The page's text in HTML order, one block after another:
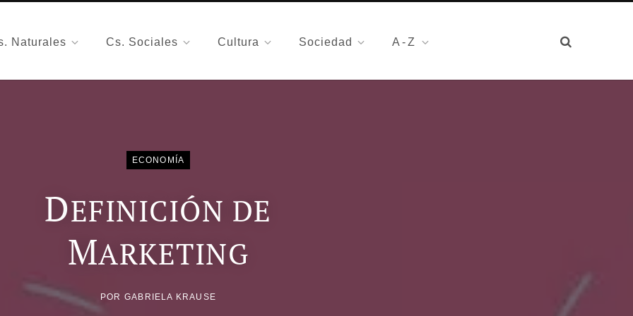
Naturales Cs. Sociales Cultura Sociedad A-Z
ECONOMÍA
DEFINICIÓN DE
MARKETING
POR GABRIELA KRAUSE